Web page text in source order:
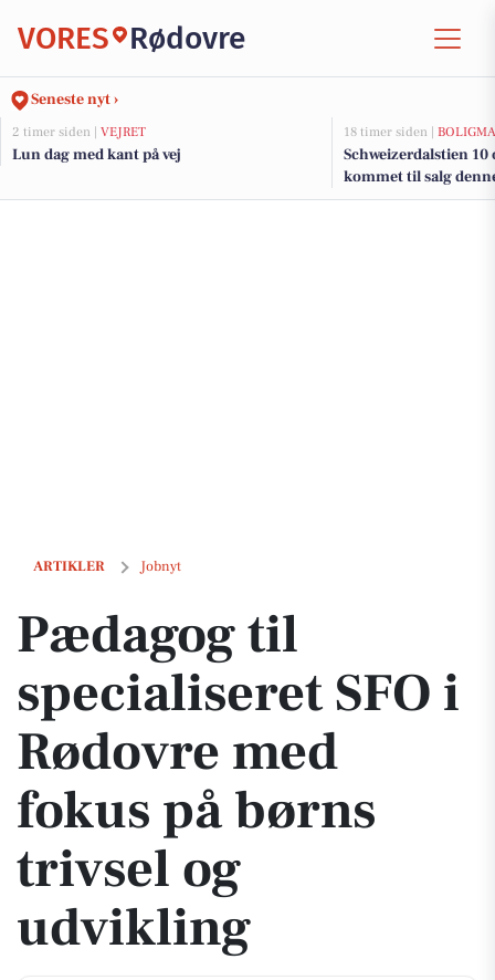
VORES Rødovre
Seneste nyt ›
2 timer siden | VEJRET
Lun dag med kant på vej
18 timer siden |
Schweizerdalstien
kommet til salg
boligerne her.
ARTIKLER Jobnyt
Pædagog til specialiseret SFO i Rødovre med fokus på børns trivsel
Pædagog til
specialiseret SFO i
Rødovre med
fokus på børns
trivsel og
udvikling